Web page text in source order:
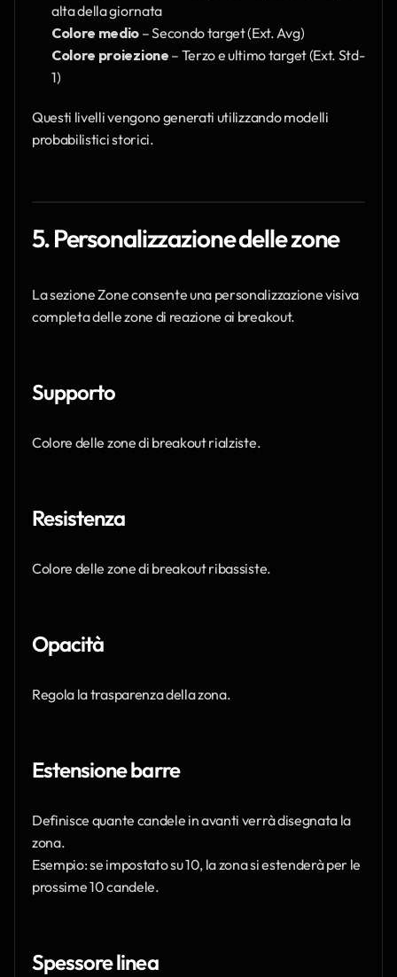
alta della giornata
Colore medio – Secondo target (Ext. Avg)
Colore proiezione – Terzo e ultimo target (Ext. Std-
1)
Questi livelli vengono generati utilizzando modelli
probabilistici storici.
5. Personalizzazione delle zone
La sezione Zone consente una personalizzazione visiva
completa delle zone di reazione ai breakout.
Supporto
Colore delle zone di breakout rialziste.
Resistenza
Colore delle zone di breakout ribassiste.
Opacità
Regola la trasparenza della zona.
Estensione barre
Definisce quante candele in avanti verrà disegnata la
zona.
Esempio: se impostato su 10, la zona si estenderà per le
prossime 10 candele.
Spessore linea